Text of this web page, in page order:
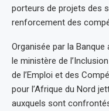
porteurs de projets des
renforcement des
Organisée par la
le ministère de
de l’Emploi et des
pour l’Afrique du Nord
auxquels sont